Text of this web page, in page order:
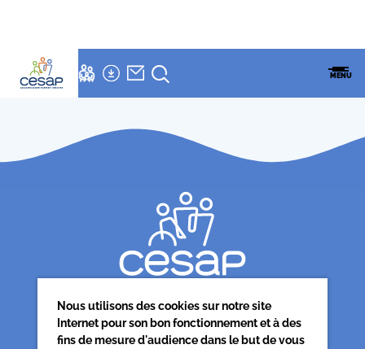
ESPACES
FAMILLESENSEMBLE
CESAPFORMATION
MENU
Accueil
Nous
rejoindre
Siège associatif
Nous utilisons des cookies sur notre site
Internet pour son bon fonctionnement et à des
fins de mesure d'audience dans le but de vous